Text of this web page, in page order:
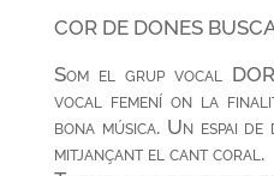
COR DE DONES
Som el grup vocal
vocal femení on la
bona música. Un espai
mitjançant el cant coral.